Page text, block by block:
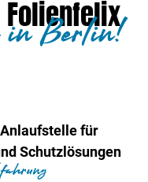
in Berlin!
für
Schutzlösungen